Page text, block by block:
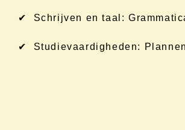
✔ Schrijven en taal:
✔ Studievaardigheden: